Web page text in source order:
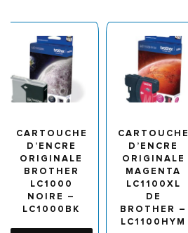
CARTOUCHE
D’ENCRE
ORIGINALE
BROTHER
LC1000
NOIRE –
LC1000BK
CARTOUCHE
D’ENCRE
ORIGINALE
MAGENTA
LC1100XL
DE
BROTHER –
LC1100HYM